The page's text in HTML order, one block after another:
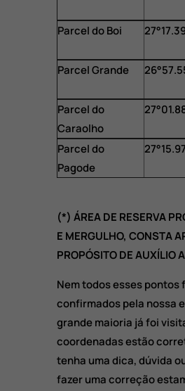
Parcel do Boi
Parcel Grande
Parcel do
Caraolho
Parcel do
Pagode
(*) ÁREA DE RESERVA
E MERGULHO, CONSTA
PROPÓSITO DE AUXÍLIO
Nem todos esses pontos
confirmados pela nossa
grande maioria já foi
coordenadas estão
tenha uma dica, dúvida
fazer uma correção